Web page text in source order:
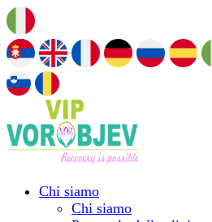
Chi siamo
Chi siamo